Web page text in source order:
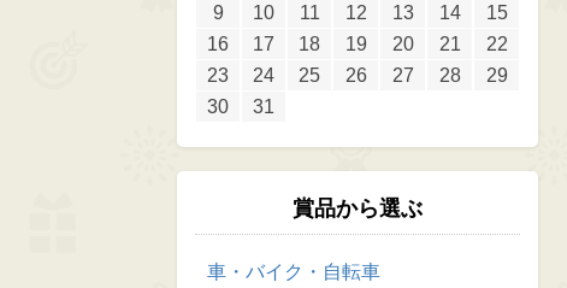
9
10 11 12 13 14
15
16
17 18 19 20 21
22
23
24 25 26 27 28
29
30
31
賞品から選ぶ
車・バイク・自転車